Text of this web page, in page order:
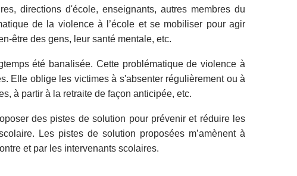
directions d'école, enseignants, autres membres du
de la violence à l’école et se mobiliser pour agir
être des gens, leur santé mentale, etc.
été banalisée. Cette problématique de violence à
Elle oblige les victimes à s'absenter régulièrement ou à
à partir à la retraite de façon anticipée, etc.
des pistes de solution pour prévenir et réduire les
Les pistes de solution proposées m’amènent à
et par les intervenants scolaires.